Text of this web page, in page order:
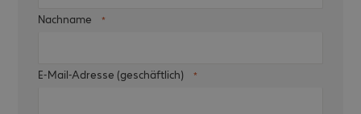
Nachname
E-Mail-Adresse (geschäftlich)